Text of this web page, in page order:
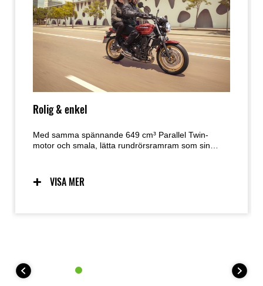
Rolig & enkel
Med samma spännande 649 cm³ Parallel Twin-
motor och smala, lätta rundrörsramram som sin
vardagens körning till en rolig och njutbar
upplevelse. Passar en retro sportmodell,
VISA MER